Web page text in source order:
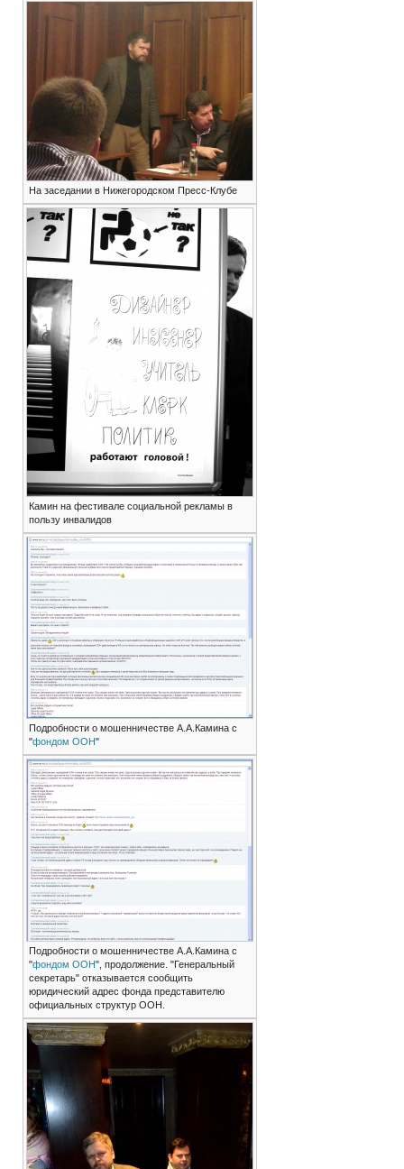
На заседании в Нижегородском Пресс-Клубе
Камин на фестивале социальной рекламы в
пользу инвалидов
Подробности о мошенничестве А.А.Камина с
"фондом ООН"
Подробности о мошенничестве А.А.Камина с
"фондом ООН", продолжение. "Генеральный
секретарь" отказывается сообщить
юридический адрес фонда представителю
официальных структур ООН.